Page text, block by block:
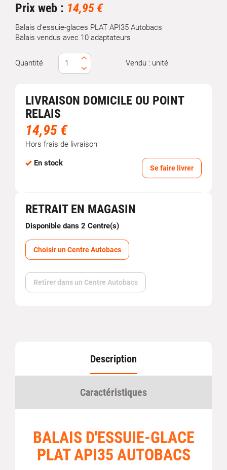
Prix web : 14,95 €
Balais d'essuie-glaces PLAT API35 Autobacs
Balais vendus avec 10 adaptateurs
Quantité Vendu : unité
LIVRAISON DOMICILE OU POINT
RELAIS
14,95 €
Hors frais de livraison
En stock
Se faire livrer
RETRAIT EN MAGASIN
Disponible dans 2 Centre(s)
Choisir un Centre Autobacs
Retirer dans un Centre Autobacs
Description
Caractéristiques
BALAIS D'ESSUIE-GLACE
PLAT API35 AUTOBACS